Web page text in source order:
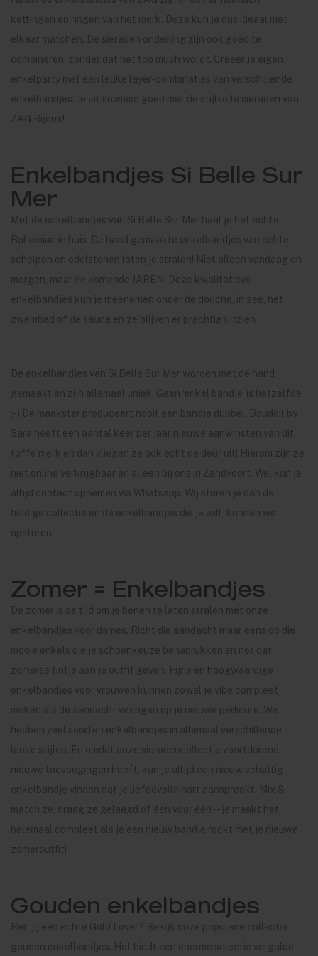
kettingen en ringen van het merk. Deze kun je dus ideaal met
elkaar matchen. De sieraden onderling zijn ook goed te
combineren, zonder dat het too much wordt. Creëer je eigen
enkelparty met een leuke layer-combinaties van verschillende
enkelbandjes. Je zit sowieso goed met de stijlvolle sieraden van
ZAG Bijoux!
Enkelbandjes Si Belle Sur
Mer
Met de enkelbandjes van Si Belle Sur Mer haal je het echte
Bohemian in huis. De hand gemaakte enkelbandjes van echte
schelpen en edelstenen laten je stralen! Niet alleen vandaag en
morgen, maar de komende JAREN. Deze kwalitatieve
enkelbandjes kun je meenemen onder de douche, in zee, het
zwembad of de sauna en ze blijven er prachtig uitzien.
De enkelbandjes van Si Belle Sur Mer worden met de hand
gemaakt en zijn allemaal uniek. Geen ‘enkel bandje’ is hetzelfde
;-) De maakster produceert nooit een bandje dubbel. Boudoir by
Sara heeft een aantal keer per jaar nieuwe aanwinsten van dit
toffe merk en dan vliegen ze ook echt de deur uit! Hierom zijn ze
niet online verkrijgbaar en alleen bij ons in Zandvoort. Wel kun je
altijd contact opnemen via Whatsapp. Wij sturen je dan de
huidige collectie en de enkelbandjes die je wilt, kunnen we
opsturen.
Zomer = Enkelbandjes
De zomer is de tijd om je benen te laten stralen met onze
enkelbandjes voor dames. Richt die aandacht maar eens op die
mooie enkels die je schoenkeuze benadrukken en net dat
zomerse tintje aan je outfit geven. Fijne en hoogwaardige
enkelbandjes voor vrouwen kunnen zowel je vibe compleet
maken als de aandacht vestigen op je nieuwe pedicure. We
hebben veel soorten enkelbandjes in allemaal verschillende
leuke stijlen. En omdat onze sieradencollectie voortdurend
nieuwe toevoegingen heeft, kun je altijd een nieuw schattig
enkelbandje vinden dat je liefdevolle hart aanspreekt. Mix &
match ze, draag ze gelaagd of één voor één -- je maakt het
helemaal compleet als je een nieuw bandje rockt met je nieuwe
zomeroutfit!
Gouden enkelbandjes
Ben jij een echte Gold Lover? Bekijk onze populaire collectie
gouden enkelbandjes. Het biedt een enorme selectie vergulde